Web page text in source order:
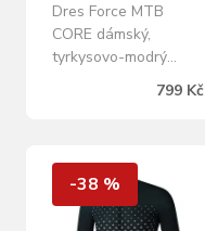
Dres Force MTB
CORE dámský,
tyrkysovo-modrý
krátký rukáv, volný
střih, jedna zadní
schnoucí materiál
odvětrání na bocích,
reflexní prvky určení
799 Kč
-38 %